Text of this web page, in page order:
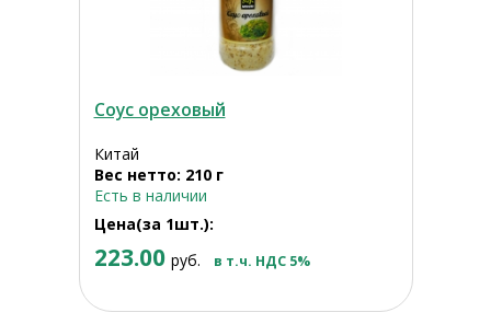
Соус ореховый
Китай
Вес нетто: 210 г
Есть в наличии
Цена(за 1шт.):
223.00 руб. в т.ч. НДС 5%